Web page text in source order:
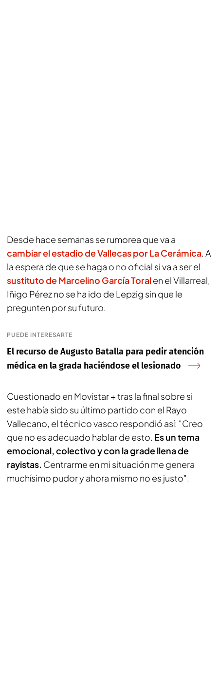
Desde hace semanas se rumorea que va a
cambiar el estadio de Vallecas por La Cerámica. A
la espera de que se haga o no oficial si va a ser el
sustituto de Marcelino García Toralen el Villarreal,
Iñigo Pérez no se ha ido de Lepzig sin que le
pregunten por su futuro.
PUEDE INTERESARTE
El recurso de Augusto Batalla para pedir atención
médica en la grada haciéndose el lesionado
Cuestionado en Movistar +tras la final sobre si
este había sido su último partido con el Rayo
Vallecano, el técnico vasco respondió así: "Creo
que no es adecuado hablar de esto. Es un tema
emocional, colectivo y con la grade llena de
rayistas. Centrarme en mi situación me genera
muchísimo pudor y ahora mismo no es justo".